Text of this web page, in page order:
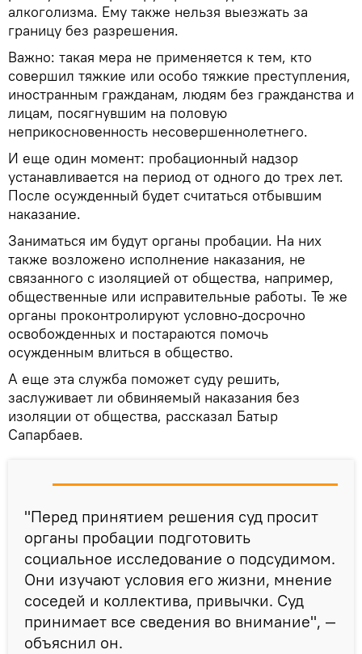
алкоголизма. Ему также нельзя выезжать за
границу без разрешения.
Важно: такая мера не применяется к тем, кто
совершил тяжкие или особо тяжкие преступления,
иностранным гражданам, людям без гражданства и
лицам, посягнувшим на половую
неприкосновенность несовершеннолетнего.
И еще один момент: пробационный надзор
устанавливается на период от одного до трех лет.
После осужденный будет считаться отбывшим
наказание.
Заниматься им будут органы пробации. На них
также возложено исполнение наказания, не
связанного с изоляцией от общества, например,
общественные или исправительные работы. Те же
органы проконтролируют условно-досрочно
освобожденных и постараются помочь
осужденным влиться в общество.
А еще эта служба поможет суду решить,
заслуживает ли обвиняемый наказания без
изоляции от общества, рассказал Батыр
Сапарбаев.
"Перед принятием решения суд просит
органы пробации подготовить
социальное исследование о подсудимом.
Они изучают условия его жизни, мнение
соседей и коллектива, привычки. Суд
принимает все сведения во внимание", —
объяснил он.